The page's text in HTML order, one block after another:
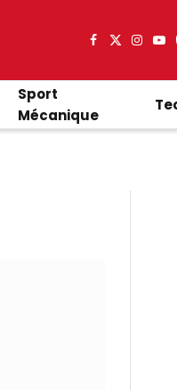
Facebook
X
Sport
Mécanique